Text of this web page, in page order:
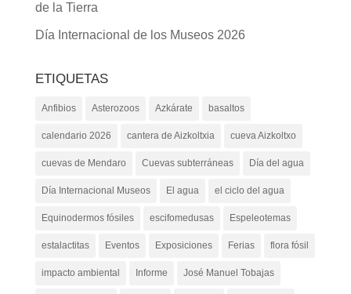
de la Tierra
Día Internacional de los Museos 2026
ETIQUETAS
Anfibios Asterozoos Azkárate basaltos
calendario 2026 cantera de Aizkoltxia cueva Aizkoltxo
cuevas de Mendaro Cuevas subterráneas Día del agua
Día Internacional Museos El agua el ciclo del agua
Equinodermos fósiles escifomedusas Espeleotemas
estalactitas Eventos Exposiciones Ferias flora fósil
impacto ambiental Informe José Manuel Tobajas